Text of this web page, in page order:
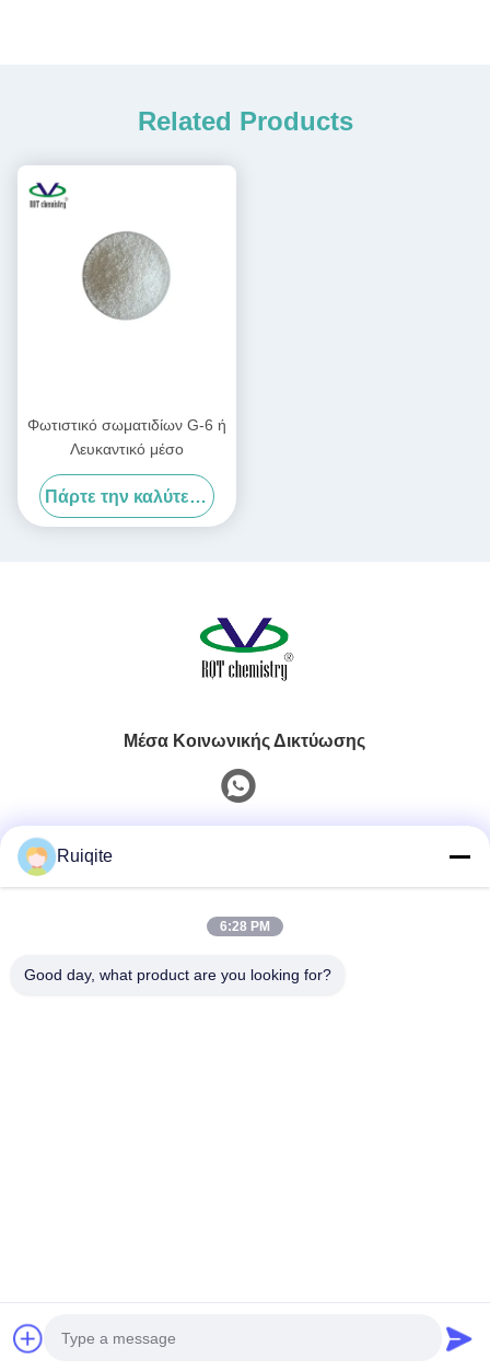
Related Products
Φωτιστικό σωματιδίων G-6 ή
Λευκαντικό μέσο
Πάρτε την καλύτερη τιμή
Μέσα Κοινωνικής Δικτύωσης
0086-18217621160
Πνευματικά δικαιώματα © 2025-2026 Henan Ruiqite Chemical
Industry Co., Ltd. . Διατηρούνται όλα τα πνευματικά δικαιώματα.
Ruiqite
6:28 PM
Good day, what product are you looking for?